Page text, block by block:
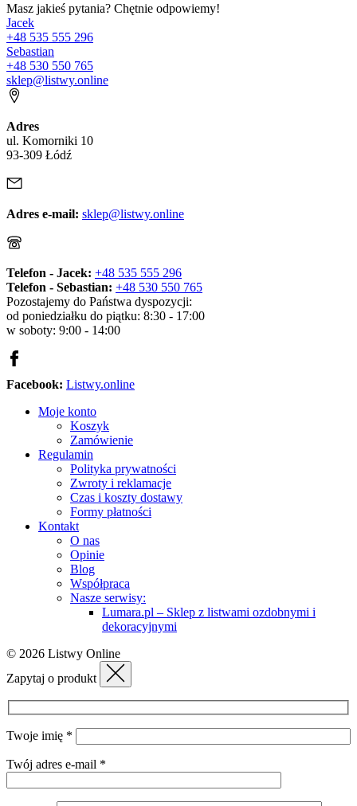
Masz jakieś pytania? Chętnie odpowiemy!
Jacek
+48 535 555 296
Sebastian
+48 530 550 765
sklep@listwy.online
Adres
ul. Komorniki 10
93-309 Łódź
Adres e-mail: sklep@listwy.online
Telefon - Jacek: +48 535 555 296
Telefon - Sebastian: +48 530 550 765
Pozostajemy do Państwa dyspozycji:
od poniedziałku do piątku: 8:30 - 17:00
w soboty: 9:00 - 14:00
Facebook: Listwy.online
Moje konto
Koszyk
Zamówienie
Regulamin
Polityka prywatności
Zwroty i reklamacje
Czas i koszty dostawy
Formy płatności
Kontakt
O nas
Opinie
Blog
Współpraca
Nasze serwisy:
Lumara.pl – Sklep z listwami ozdobnymi i
dekoracyjnymi
© 2026 Listwy Online
Zapytaj o produkt
Twoje imię *
Twój adres e-mail *